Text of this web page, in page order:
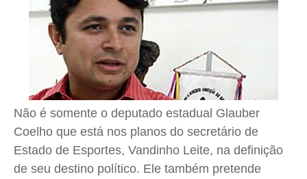
Cidades
Cultura
Colunas
Caetano Roque
Gustavo Bastos
Jr Mignone (in memorian)
Cidades
Cultura
Colunas
Caetano Roque
Gustavo Bastos
Jr Mignone (in memorian)
Cidades
Cultura
Colunas
Caetano Roque
Gustavo Bastos
Jr Mignone (in memorian)
Cidades
Cultura
Colunas
Caetano Roque
Gustavo Bastos
Jr Mignone (in memorian)
Não é somente o deputado estadual Glauber
Coelho que está nos planos do secretário de
Estado de Esportes, Vandinho Leite, na definição
de seu destino político. Ele também pretende